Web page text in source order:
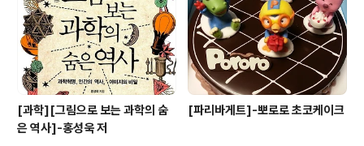
[과학][그림으로 보는 과학의 숨
은 역사]-홍성욱 저
[파리바게트]-뽀로로 초코케이크